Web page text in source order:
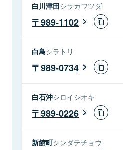
白川津田シラカワツダ
989-1102
白鳥シラトリ
989-0734
白石沖シロイシオキ
989-0226
新館町シンダテチョウ